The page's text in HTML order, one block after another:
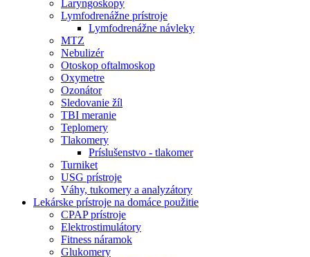
Laryngoskopy
Lymfodrenážne prístroje
Lymfodrenážne návleky
MTZ
Nebulizér
Otoskop oftalmoskop
Oxymetre
Ozonátor
Sledovanie žíl
TBI meranie
Teplomery
Tlakomery
Príslušenstvo - tlakomer
Turniket
USG prístroje
Váhy, tukomery a analyzátory
Lekárske prístroje na domáce použitie
CPAP prístroje
Elektrostimulátory
Fitness náramok
Glukomery